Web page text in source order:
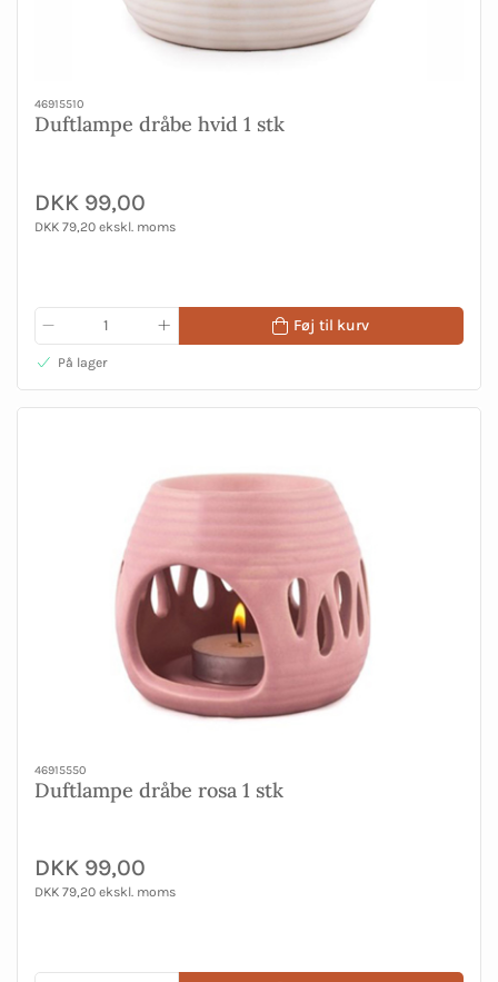
46915510
Duftlampe dråbe hvid 1 stk
DKK 99,00
DKK 79,20 ekskl. moms
Føj til kurv
På lager
46915550
Duftlampe dråbe rosa 1 stk
DKK 99,00
DKK 79,20 ekskl. moms